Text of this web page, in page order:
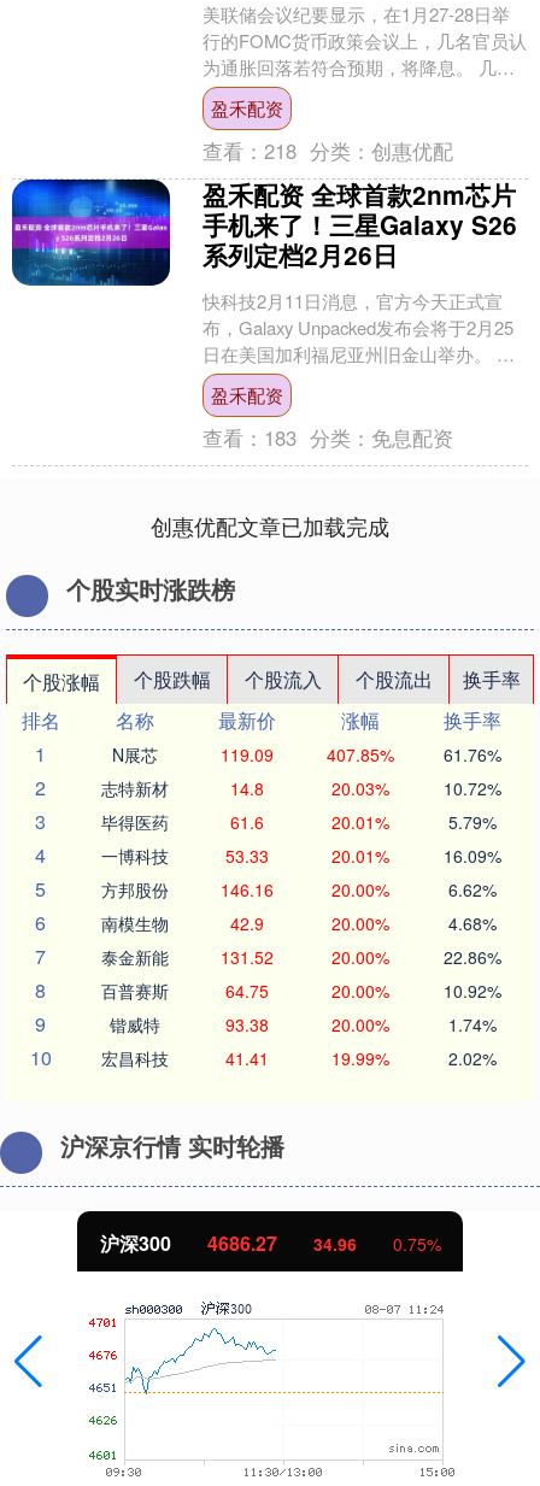
美联储会议纪要显示，在1月27-28日举
行的FOMC货币政策会议上，几名官员认
为通胀回落若符合预期，将降息。 几名
官员谈到加息假设场景，称如果通胀持
续高于目标，....
盈禾配资
查看：218 分类：创惠优配
盈禾配资 全球首款2nm芯片
手机来了！三星Galaxy S26
系列定档2月26日
快科技2月11日消息，官方今天正式宣
布，Galaxy Unpacked发布会将于2月25
日在美国加利福尼亚州旧金山举办。 线
上直播将于美国东部时间下午1点开
始，....
盈禾配资
查看： 183 分类： 免息配资
创惠优配文章已加载完成
个股实时涨跌榜
个股涨幅 个股跌幅 个股流入 个股流出
换手率
排名
名称 最新价 涨幅
换手率
1
N展芯 119.09 407.85% 61.76%
2 志特新材 14.8 20.03% 10.72%
3 毕得医药 61.6 20.01% 5.79%
4 一博科技 53.33 20.01% 16.09%
5 方邦股份 146.16 20.00% 6.62%
6 南模生物 42.9 20.00% 4.68%
7 泰金新能 131.52 20.00% 22.86%
8 百普赛斯 64.75 20.00% 10.92%
9 锴威特 93.38 20.00% 1.74%
10 宏昌科技 41.41 19.99% 2.02%
沪深京行情 实时轮播
沪深300 4686.27 34.96 0.75%